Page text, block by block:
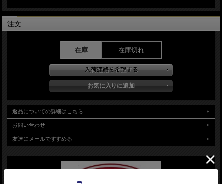
オフィスのデスクからアウトドアのお供に
飽きの来ない定番スタイルで末永く使用できるナイフです
Made in the USA
■オープン：約18.8cm
■ブレードマテリアル： 1095 Carbon Steel カーボン鋼
■ハンドルマテリアル：Jig Burnt Amber Bone
■Made in the USA
■CASE【ケース】ナイフ■ トラッパー 【2ブレード】【カーボン鋼】【アンバーボ
ーン】Trapper #51390 折りたたみ アメリカ製 ■新品■
＊製造時、輸送に伴う擦り傷、箱の凹み等ある場合がございます事、ご了承下さい
ナイフ販売専門ショップ グローイング！
注文
在庫 在庫切れ
返品についての詳細はこちら
お問い合わせ
友達にメールですすめる